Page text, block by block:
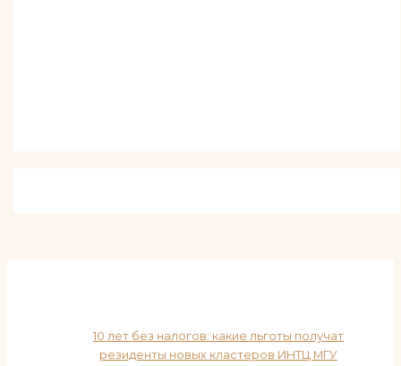
10 лет без налогов: какие льготы получат
резиденты новых кластеров ИНТЦ МГУ